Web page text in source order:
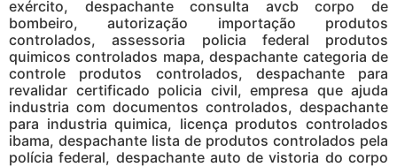
exército, despachante consulta avcb corpo de
bombeiro, autorização importação produtos
controlados, assessoria policia federal produtos
quimicos controlados mapa, despachante categoria de
controle produtos controlados, despachante para
revalidar certificado policia civil, empresa que ajuda
industria com documentos controlados, despachante
para industria quimica, licença produtos controlados
ibama, despachante lista de produtos controlados pela
polícia federal, despachante auto de vistoria do corpo